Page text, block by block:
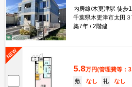
内房線/木更津駅 徒歩
千葉県木更津市太田３
築7年
2階建
5.8万円(管理費等：
敷
なし 礼
なし